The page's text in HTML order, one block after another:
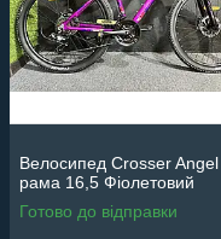
Велосипед Crosser
рама 16,5 Фіолетовий
Готово до відправки